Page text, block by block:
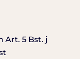
Art. 5 Bst. j